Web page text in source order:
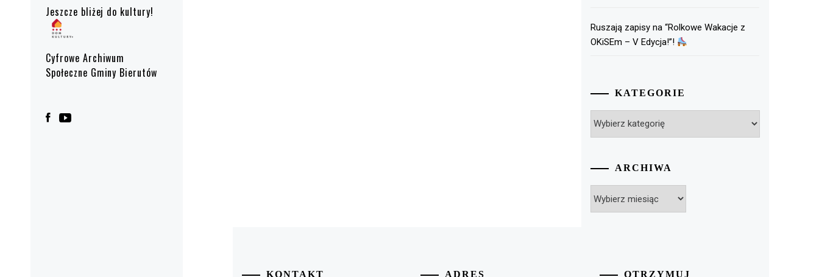
Jeszcze bliżej do kultury!
Cyfrowe Archiwum
Społeczne Gminy Bierutów
Ruszają zapisy na “Rolkowe Wakacje z
OKiSEm – V Edycja!”!
KATEGORIE
ARCHIWA
KONTAKT ADRES
OTRZYMUJ